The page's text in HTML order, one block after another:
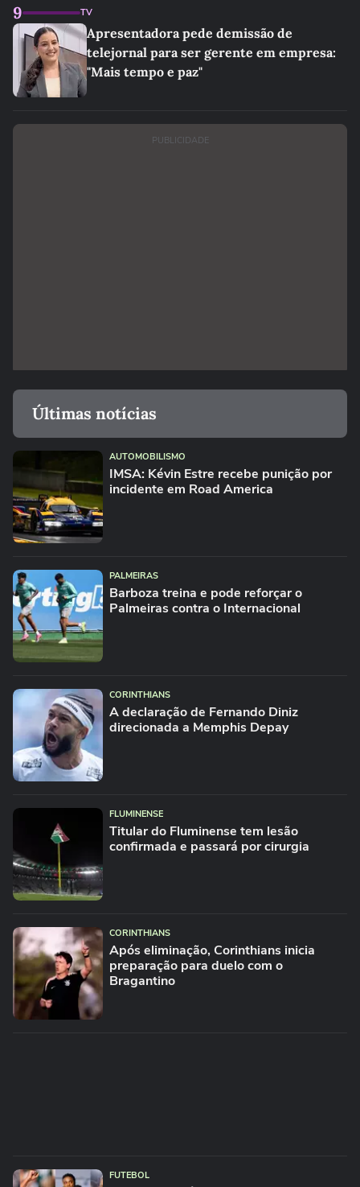
9 TV
Apresentadora pede demissão de
telejornal para ser gerente em empresa:
"Mais tempo e paz"
PUBLICIDADE
Últimas notícias
AUTOMOBILISMO
IMSA: Kévin Estre recebe punição por
incidente em Road America
PALMEIRAS
Barboza treina e pode reforçar o
Palmeiras contra o Internacional
CORINTHIANS
A declaração de Fernando Diniz
direcionada a Memphis Depay
FLUMINENSE
Titular do Fluminense tem lesão
confirmada e passará por cirurgia
CORINTHIANS
Após eliminação, Corinthians inicia
preparação para duelo com o
Bragantino
FUTEBOL